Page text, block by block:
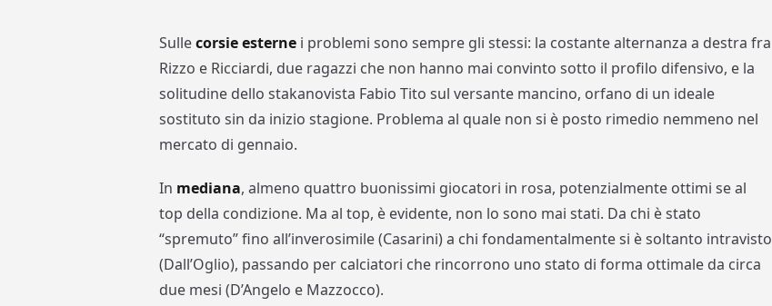
Sullecorsie esterne i problemi sono sempre gli stessi: la costante alternanza a destra fra
Rizzo e Ricciardi, due ragazzi che non hanno mai convinto sotto il profilo difensivo, e la
solitudine dello stakanovista Fabio Tito sul versante mancino, orfano di un ideale
sostituto sin da inizio stagione. Problema al quale non si è posto rimedio nemmeno nel
mercato di gennaio.
In mediana, almeno quattro buonissimi giocatori in rosa, potenzialmente ottimi se al
top della condizione. Ma al top, è evidente, non lo sono mai stati. Da chi è stato
“spremuto” fino all’inverosimile (Casarini) a chi fondamentalmente si è soltanto intravisto
(Dall’Oglio), passando per calciatori che rincorrono uno stato di forma ottimale da circa
due mesi (D’Angelo e Mazzocco).